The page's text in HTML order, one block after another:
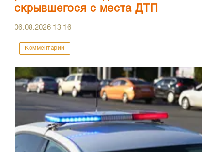
скрывшегося с места ДТП
06.08.2026 13:16
Комментарии